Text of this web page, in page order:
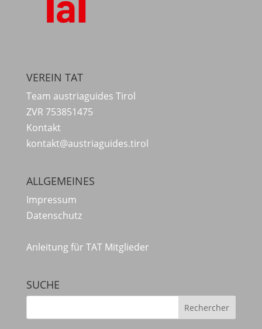
VEREIN TAT
Team austriaguides Tirol
ZVR 753851475
Kontakt
kontakt@austriaguides.tirol
ALLGEMEINES
Impressum
Datenschutz
Anleitung für TAT Mitglieder
SUCHE